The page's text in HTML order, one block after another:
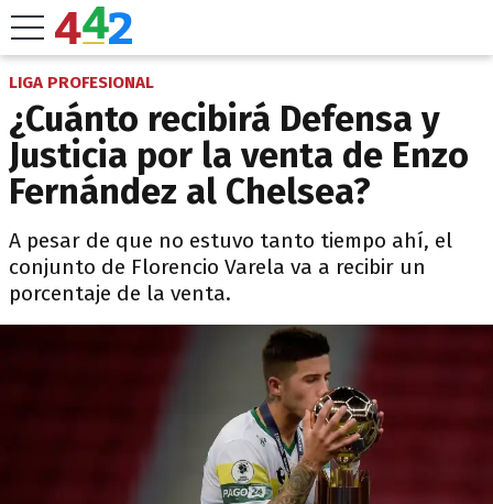
LIGA PROFESIONAL
¿Cuánto recibirá Defensa y
Justicia por la venta de Enzo
Fernández al Chelsea?
A pesar de que no estuvo tanto tiempo ahí, el
conjunto de Florencio Varela va a recibir un
porcentaje de la venta.